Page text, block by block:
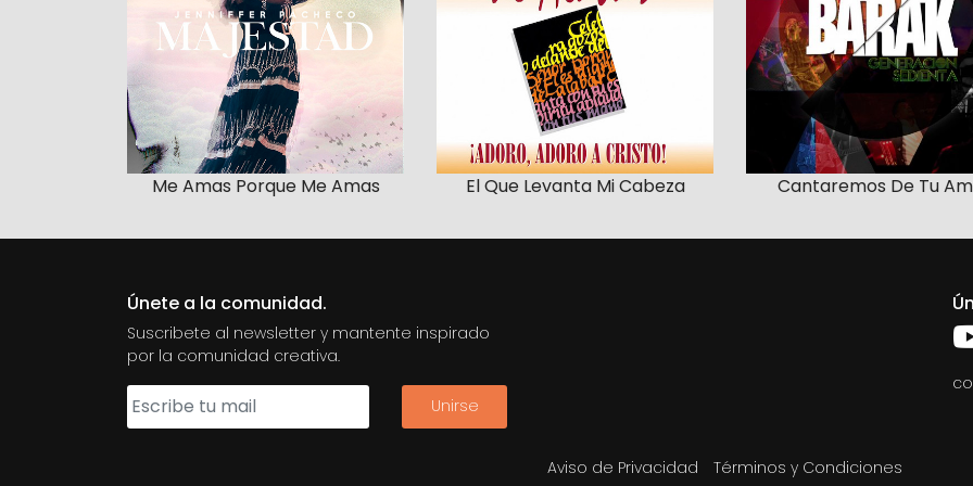
Me Amas Porque Me Amas El Que Levanta Mi Cabeza Cantaremos De Tu
Únete a la comunidad.
Suscribete al newsletter y mantente inspirado
por la comunidad creativa.
Aviso de Privacidad Términos y Condiciones